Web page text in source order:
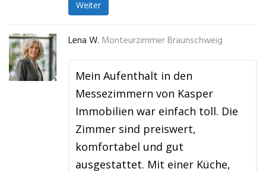
Weiter
Lena W. Monteurzimmer Braunschweig
Mein Aufenthalt in den
Messezimmern von Kasper
Immobilien war einfach toll. Die
Zimmer sind preiswert,
komfortabel und gut
ausgestattet. Mit einer Küche,